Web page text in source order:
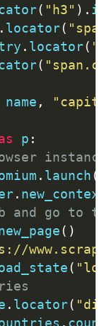
( "h3" ).
. locator(
. locator(
(
name ,
p :
. launch()
. new_context
and go to
()
(
. locator(